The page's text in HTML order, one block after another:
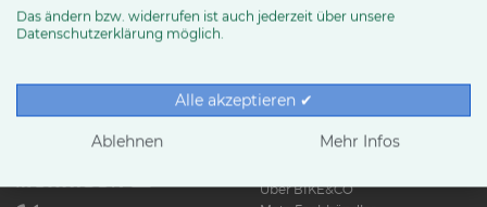
News & Trends
Ratgeber
Über BIKE&CO
Das ändern bzw. widerrufen ist auch jederzeit über unsere
Datenschutzerklärung möglich.
Alle akzeptieren ✔
Ablehnen Mehr Infos